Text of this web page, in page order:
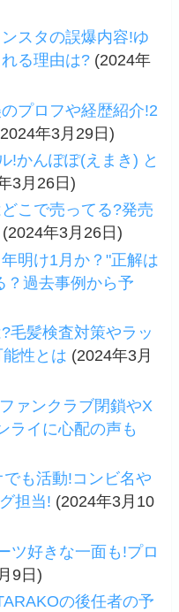
スタの誤爆内容!ゆ
る理由は? (2024年
プロフや経歴紹介!2
年3月29日)
!かんぽぽ(えまき) と
3月26日)
こで売ってる?発売
(2024年3月26日)
明け1月か？"正解は
？過去事例から予
毛髪検査対策やラッ
性とは (2024年3月
ァンクラブ閉鎖やX
ライに心配の声も
も活動!コンビ名や
担当! (2024年3月10
ツ好きな一面も!プロ
9日)
の後任者の予